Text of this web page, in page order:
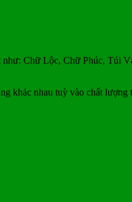
Chữ Lộc, Chữ Phúc, Túi
khác nhau tuỳ vào chất lượng